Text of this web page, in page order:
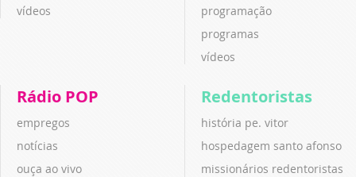
vídeos
programação
programas
vídeos
Rádio POP
empregos
notícias
ouça ao vivo
Redentoristas
história pe. vitor
hospedagem santo afonso
missionários redentoristas